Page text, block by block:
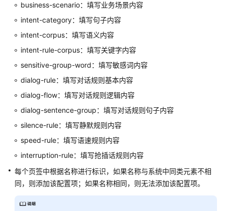
租
间
置
员
中
心
启
人
工
服
business-scenario：填写业务场景内容
intent-category：填写句子内容
intent-corpus：填写语义内容
intent-rule-corpus：填写关键字内容
sensitive-group-word：填写敏感词内容
dialog-rule：填写对话规则基本内容
dialog-flow：填写对话规则逻辑内容
dialog-sentence-group：填写对话规则句子内容
silence-rule：填写静默规则内容
speed-rule：填写语速规则内容
interruption-rule：填写抢插话规则内容
每个页签中根据名称进行标识，如果名称与系统中同类元素不相
同，则添加该配置项；如果名称相同，则无法添加该配置项。